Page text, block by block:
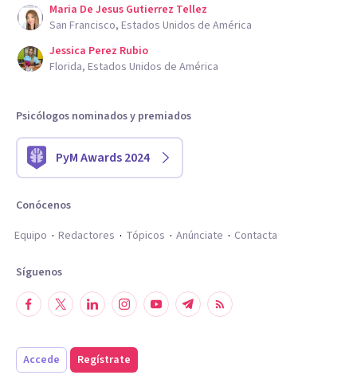
Maria De Jesus Gutierrez Tellez
San Francisco, Estados Unidos de América
Jessica Perez Rubio
Florida, Estados Unidos de América
Psicólogos nominados y premiados
PyM Awards 2024
Conócenos
Equipo
Redactores Tópicos Anúnciate Contacta
Síguenos
Accede Regístrate